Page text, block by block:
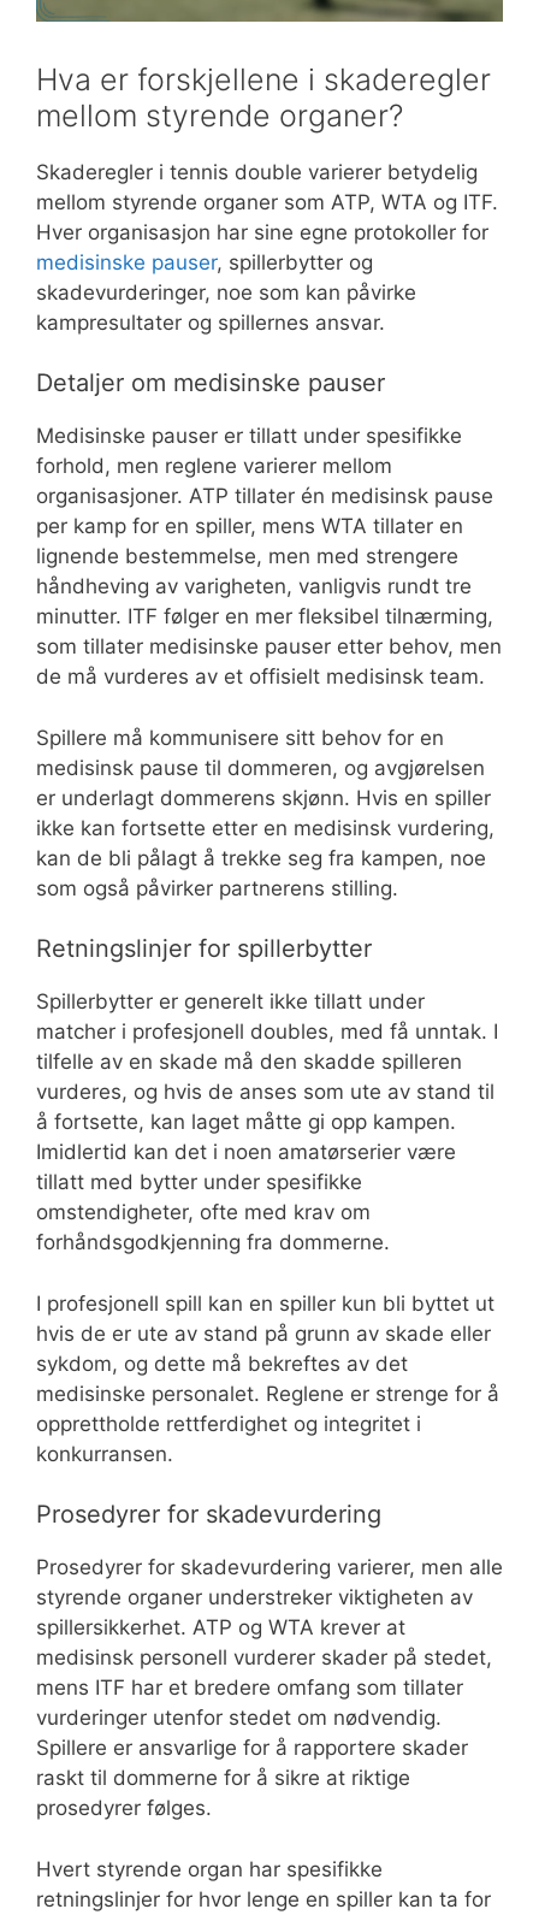
Hva er forskjellene i skaderegler
mellom styrende organer?
Skaderegler i tennis double varierer betydelig
mellom styrende organer som ATP, WTA og ITF.
Hver organisasjon har sine egne protokoller for
medisinske pauser, spillerbytter og
skadevurderinger, noe som kan påvirke
kampresultater og spillernes ansvar.
Detaljer om medisinske pauser
Medisinske pauser er tillatt under spesifikke
forhold, men reglene varierer mellom
organisasjoner. ATP tillater én medisinsk pause
per kamp for en spiller, mens WTA tillater en
lignende bestemmelse, men med strengere
håndheving av varigheten, vanligvis rundt tre
minutter. ITF følger en mer fleksibel tilnærming,
som tillater medisinske pauser etter behov, men
de må vurderes av et offisielt medisinsk team.
Spillere må kommunisere sitt behov for en
medisinsk pause til dommeren, og avgjørelsen
er underlagt dommerens skjønn. Hvis en spiller
ikke kan fortsette etter en medisinsk vurdering,
kan de bli pålagt å trekke seg fra kampen, noe
som også påvirker partnerens stilling.
Retningslinjer for spillerbytter
Spillerbytter er generelt ikke tillatt under
matcher i profesjonell doubles, med få unntak. I
tilfelle av en skade må den skadde spilleren
vurderes, og hvis de anses som ute av stand til
å fortsette, kan laget måtte gi opp kampen.
Imidlertid kan det i noen amatørserier være
tillatt med bytter under spesifikke
omstendigheter, ofte med krav om
forhåndsgodkjenning fra dommerne.
I profesjonell spill kan en spiller kun bli byttet ut
hvis de er ute av stand på grunn av skade eller
sykdom, og dette må bekreftes av det
medisinske personalet. Reglene er strenge for å
opprettholde rettferdighet og integritet i
konkurransen.
Prosedyrer for skadevurdering
Prosedyrer for skadevurdering varierer, men alle
styrende organer understreker viktigheten av
spillersikkerhet. ATP og WTA krever at
medisinsk personell vurderer skader på stedet,
mens ITF har et bredere omfang som tillater
vurderinger utenfor stedet om nødvendig.
Spillere er ansvarlige for å rapportere skader
raskt til dommerne for å sikre at riktige
prosedyrer følges.
Hvert styrende organ har spesifikke
retningslinjer for hvor lenge en spiller kan ta for